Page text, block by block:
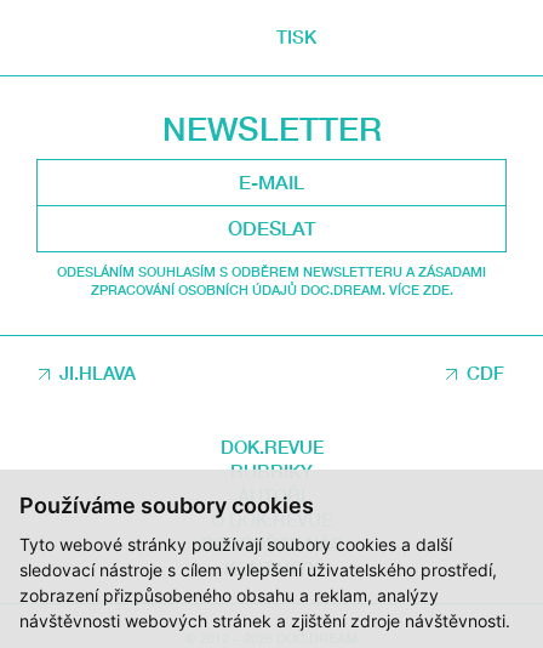
Používáme soubory cookies
Tyto webové stránky používají soubory cookies a další
sledovací nástroje s cílem vylepšení uživatelského prostředí,
zobrazení přizpůsobeného obsahu a reklam, analýzy
návštěvnosti webových stránek a zjištění zdroje návštěvnosti.
TISK
NEWSLETTER
ODESLAT
ODESLÁNÍM SOUHLASÍM S ODBĚREM NEWSLETTERU A ZÁSADAMI
ZPRACOVÁNÍ OSOBNÍCH ÚDAJŮ DOC.DREAM. VÍCE ZDE.
JI.HLAVA CDF
DOK.REVUE
RUBRIKY
AUTOŘI
O DOK.REVUE
PODPOŘTE NÁS
KONTAKTY